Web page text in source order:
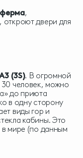
,
двери для
(3S). В огромной
30 человек, можно
до приюта
в одну сторону
виды гор и
кабины. Это
в мире (по данным